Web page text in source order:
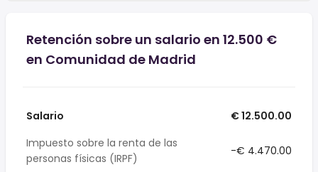
Retención sobre un salario en 12.500 €
en Comunidad de Madrid
Salario
€ 12.500.00
Impuesto sobre la renta de las
personas físicas (IRPF)
-€ 4.470.00